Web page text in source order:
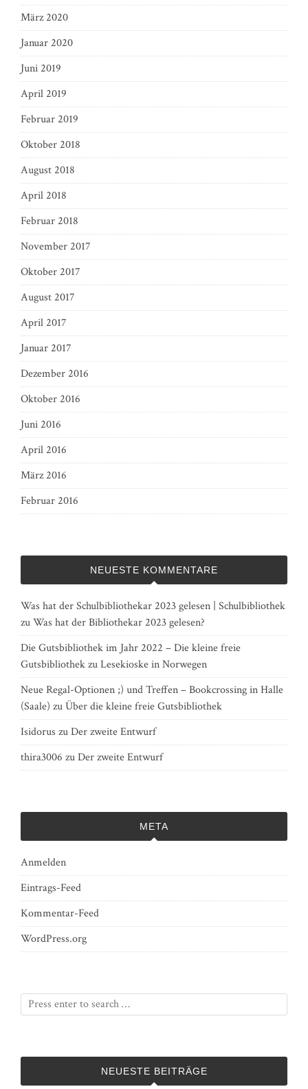
März 2020
Januar 2020
Juni 2019
April 2019
Februar 2019
Oktober 2018
August 2018
April 2018
Februar 2018
November 2017
Oktober 2017
August 2017
April 2017
Januar 2017
Dezember 2016
Oktober 2016
Juni 2016
April 2016
März 2016
Februar 2016
NEUESTE KOMMENTARE
Was hat der Schulbibliothekar 2023 gelesen | Schulbibliothek
zuWas hat der Bibliothekar 2023 gelesen?
Die Gutsbibliothek im Jahr 2022 – Die kleine freie
GutsbibliothekzuLesekioske in Norwegen
Neue Regal-Optionen ;) und Treffen – Bookcrossing in Halle
(Saale) zuÜber die kleine freie Gutsbibliothek
Isidorus zuDer zweite Entwurf
thira3006 zuDer zweite Entwurf
META
Anmelden
Eintrags-Feed
Kommentar-Feed
WordPress.org
NEUESTE BEITRÄGE